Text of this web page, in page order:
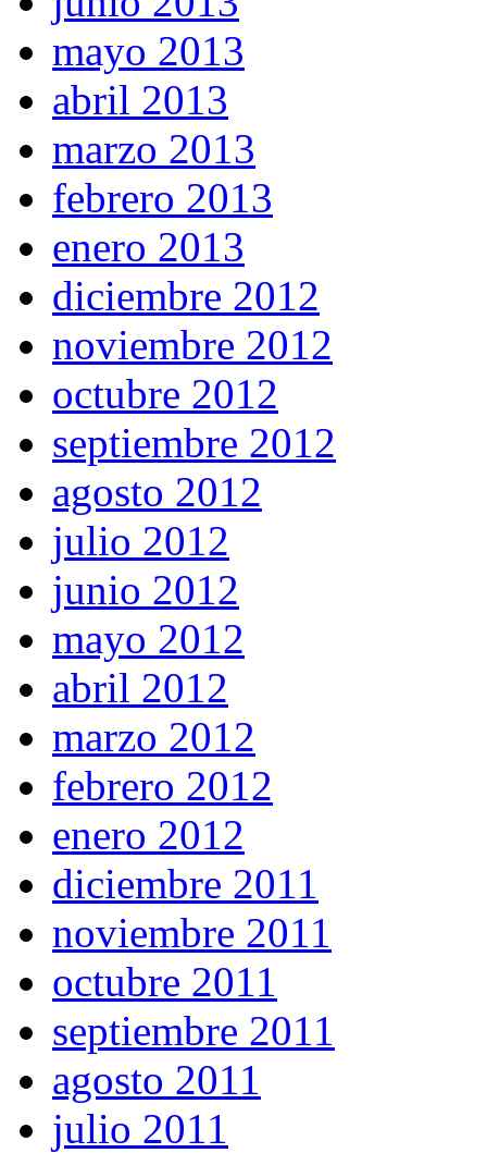
mayo 2013
abril 2013
marzo 2013
febrero 2013
enero 2013
diciembre 2012
noviembre 2012
octubre 2012
septiembre 2012
agosto 2012
julio 2012
junio 2012
mayo 2012
abril 2012
marzo 2012
febrero 2012
enero 2012
diciembre 2011
noviembre 2011
octubre 2011
septiembre 2011
agosto 2011
julio 2011